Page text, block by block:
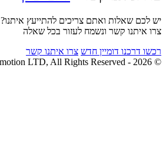
יש לכם שאלות ואתם צריכים להתייעץ איתנו?
צרו איתנו קשר ונשמח לעזור בכל שאלה
רכשו דרכנו דומיין חדש צרו איתנו קשר
© 2026 - Star Network and Promotion LTD, All Rights Reserved